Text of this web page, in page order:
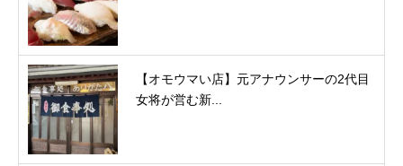
【オモウマい店】元アナウンサーの2代目
女将が営む新...